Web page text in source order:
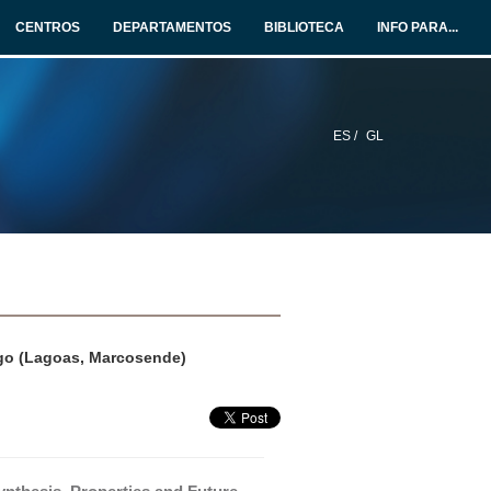
CENTROS DEPARTAMENTOS BIBLIOTECA INFO PARA...
ES / GL
(Lagoas, Marcosende)